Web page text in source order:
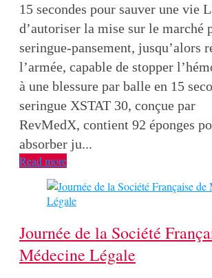
15 secondes pour sauver une vie
d’autoriser la mise sur le marché
seringue-pansement, jusqu’alors
l’armée, capable de stopper
à une blessure par balle en 15
seringue XSTAT 30, conçue par
RevMedX, contient 92 éponges
absorber ju...
Read more
Journée de la Société
Médecine Légale